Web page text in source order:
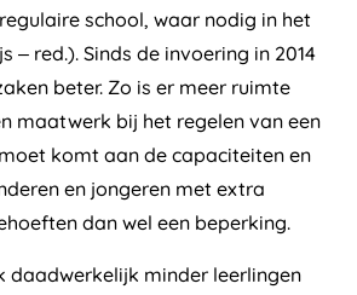
school, waar nodig in het
– red.). Sinds de invoering in 2014
beter. Zo is er meer ruimte
maatwerk bij het regelen van een
komt aan de capaciteiten en
en jongeren met extra
dan wel een beperking.
daadwerkelijk minder leerlingen